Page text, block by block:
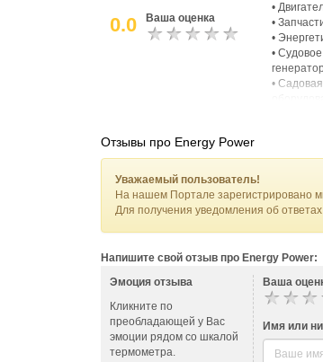
0.0 Ваша оценка
•
•
•
•
•
сделать
Отзывы про Energy Power
Уважаемый пользователь!
На нашем Портале зарегистрировано
Для получения уведомления об
Напишите свой отзыв про Energy Power:
Эмоция отзыва
Кликните по
преобладающей у Вас
эмоции рядом со шкалой
термометра.
Ваша
Имя или